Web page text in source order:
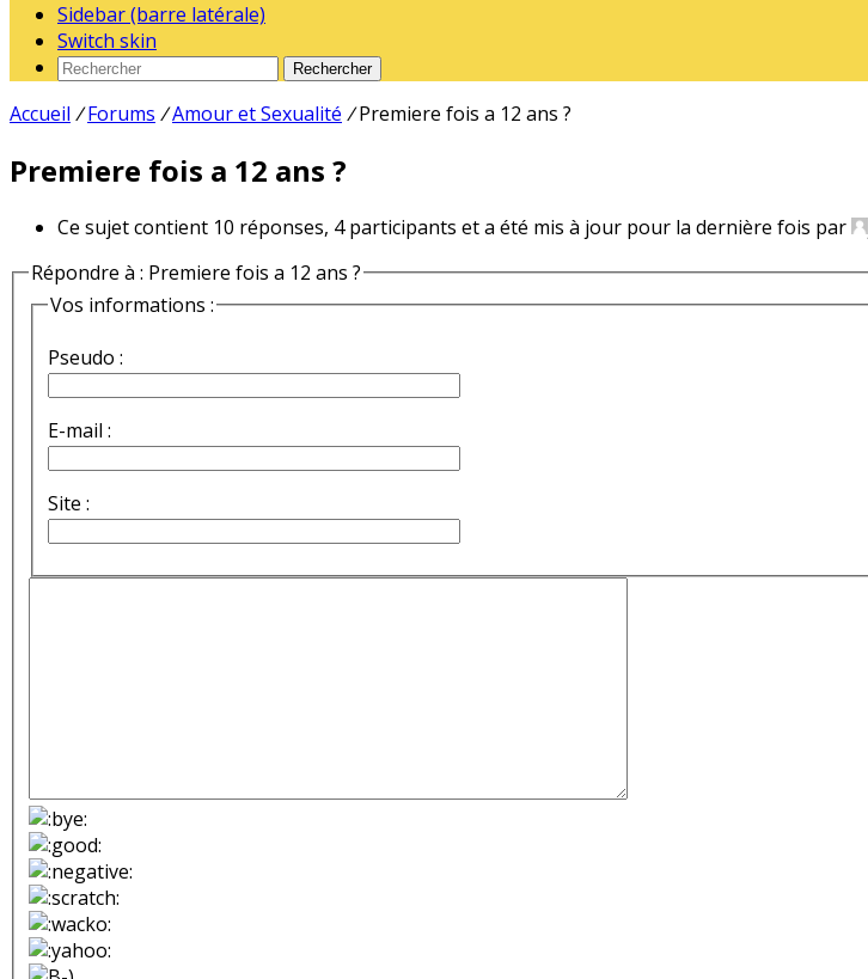
Sidebar (barre latérale)
Switch skin
Rechercher
Accueil / Forums /Amour et Sexualité / Premiere fois a 12 ans ?
Premiere fois a 12 ans ?
Ce sujet contient 10 réponses, 4 participants et a été mis à jour pour la dernière fois par
Répondre à : Premiere fois a 12 ans ?
Vos informations :
Pseudo :
E-mail :
Site :